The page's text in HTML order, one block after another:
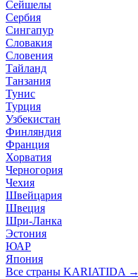
Сейшелы
Сербия
Сингапур
Словакия
Словения
Тайланд
Танзания
Тунис
Турция
Узбекистан
Финляндия
Франция
Хорватия
Черногория
Чехия
Швейцария
Швеция
Шри-Ланка
Эстония
ЮАР
Япония
Все страны KARIATIDA →